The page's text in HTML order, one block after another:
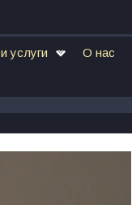
услуги О нас